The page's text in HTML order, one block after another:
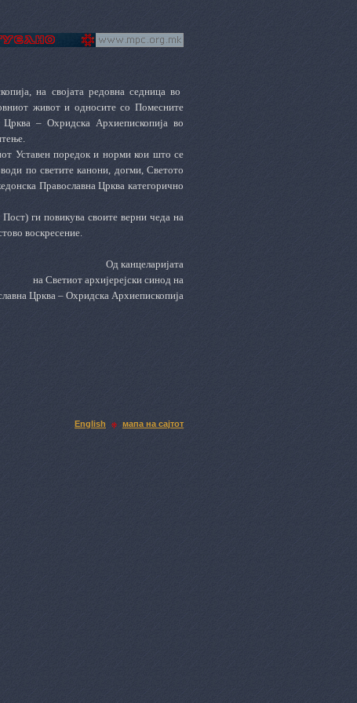
на својата редовна седница во
живот и односите со Помесните
– Охридска Архиепископија во
Уставен поредок и норми кои што се
по светите канони, догми, Светото
Православна Црква категорично
ги повикува своите верни чеда на
воскресение.
Од канцеларијата
на Светиот архијерејски синод на
Црква – Охридска Архиепископија
English мапа на сајтот